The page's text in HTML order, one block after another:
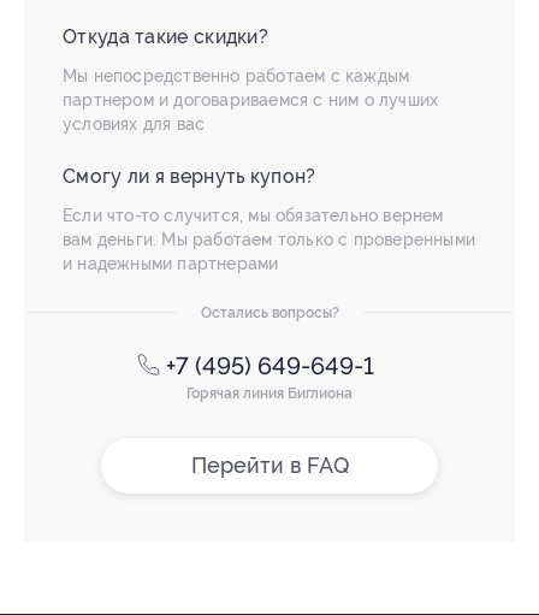
Откуда такие скидки?
Мы непосредственно работаем с каждым
партнером и договариваемся с ним о лучших
условиях для вас
Смогу ли я вернуть купон?
Если что-то случится, мы обязательно вернем
вам деньги. Мы работаем только с проверенными
и надежными партнерами
Остались вопросы?
+7 (495) 649-649-1
Горячая линия Биглиона
Перейти в FAQ